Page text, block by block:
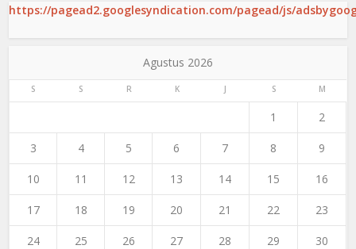
https://pagead2.googlesyndication.com/pagead/js/
Agustus 2026
S S R K J S M
1 2
3 4 5 6 7 8 9
10 11 12 13 14 15 16
17 18 19 20 21 22 23
24 25 26 27 28 29 30